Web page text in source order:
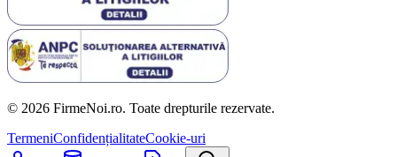
© 2026 FirmeNoi.ro. Toate drepturile rezervate.
TermeniConfidențialitateCookie-uri